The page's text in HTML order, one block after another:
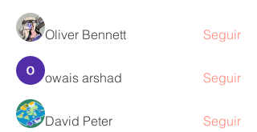
Oliver Bennett Seguir
owais arshad Seguir
David Peter
Seguir